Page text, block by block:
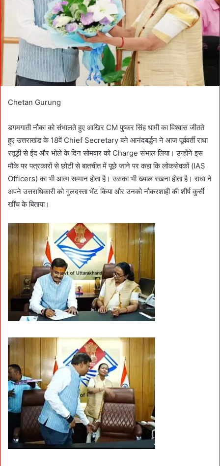
i
l
Chetan Gurung
डगमगाती नौका को संभालते हुए आखिर CM पुष्कर सिंह धामी का विश्वास जीतते
हुए उत्तराखंड के 18वें Chief Secretary बने आनंदबर्द्धन ने आज पूर्ववर्ती राधा
रतूड़ी से ईद और भोले के दिन सोमवार को Charge संभाल लिया। उन्होंने इस
मौके पर पत्रकारों से छोटी से बातचीत में पूछे जाने पर कहा कि लोकसेवकों (IAS
Officers) का भी आत्म सम्मान होता है। उसका भी ख्याल रखना होता है। राधा ने
अपने उत्तराधिकारी को गुलदस्ता भेंट किया और उनको नौकरशाही की शीर्ष कुर्सी
खींच के बिताया।